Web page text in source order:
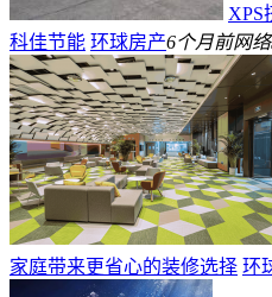
科佳节能 环球房产6个月前网络
家庭带来更省心的装修选择 环